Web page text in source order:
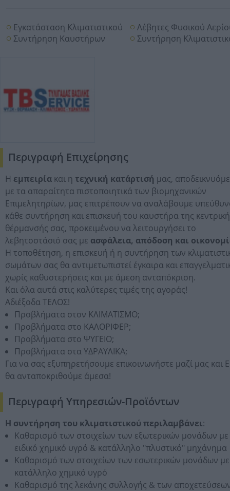
Εγκατάσταση Κλιματιστικού
Λέβητες Φυσικού
Συντήρηση Καυστήρων
Συντήρηση
Περιγραφή Επιχείρησης
Η εμπειρία και η τεχνική κατάρτισή μας,
με τα απαραίτητα πιστοποιητικά των βιομηχανικών
Επιμελητηρίων, μας επιτρέπουν να αναλάβουμε
κάθε συντήρηση και επισκευή του καυστήρα της
θέρμανσής σας, προκειμένου να λειτουργήσει το
λεβητοστάσιό σας με ασφάλεια, απόδοση και
Η τοποθέτηση, η επισκευή ή η συντήρηση των
σωμάτων σας θα αντιμετωπιστεί έγκαιρα και
χωρίς καθυστερήσεις και με άμεση ανταπόκριση.
Και όλα αυτά στις καλύτερες τιμές της αγοράς!
Αδιέξοδα ΤΕΛΟΣ!
Προβλήματα στον ΚΛΙΜΑΤΙΣΜΟ;
Προβλήματα στο ΚΑΛΟΡΙΦΕΡ;
Προβλήματα στο ΨΥΓΕΙΟ;
Προβλήματα στα ΥΔΡΑΥΛΙΚΑ;
Για να σας εξυπηρετήσουμε επικοινωνήστε μαζί μας και
θα ανταποκριθούμε άμεσα!
Περιγραφή Υπηρεσιών-Προϊόντων
H συντήρηση του κλιματιστικού περιλαμβάνει:
Καθαρισμό των στοιχείων των εξωτερικών μονάδων με
ειδικό χημικό υγρό & κατάλληλο "πλυστικό" μηχάνημα
Καθαρισμό των στοιχείων των εσωτερικών μονάδων με
κατάλληλο χημικό υγρό
Καθαρισμό της λεκάνης συλλογής & των